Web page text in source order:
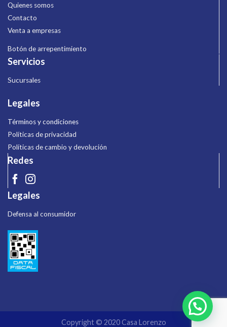
Quienes somos
Contacto
Venta a empresas
Botón de arrepentimiento
Servicios
Sucursales
Legales
Términos y condiciones
Políticas de privacidad
Políticas de cambio y devolución
Redes
Legales
Defensa al consumidor
Copyright © 2020 Casa Lorenzo